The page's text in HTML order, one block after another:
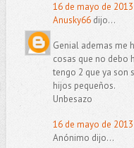
16 de mayo de
Anusky66dijo...
Genial ademas me
cosas que no debo
tengo 2 que ya son
hijos pequeños.
Unbesazo
16 de mayo de
Anónimo dijo...